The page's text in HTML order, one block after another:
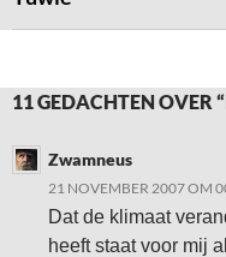
11 GEDACHTEN OVER
Zwamneus
21 NOVEMBER 2007 OM
Dat de klimaat
heeft staat voor mij